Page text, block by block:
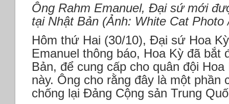
Ông Rahm Emanuel, Đại sứ mới
tại Nhật Bản (Ảnh: White Cat Photo
Hôm thứ Hai (30/10), Đại sứ Hoa
Emanuel thông báo, Hoa Kỳ đã bắt
Bản, để cung cấp cho quân đội
này. Ông cho rằng đây là một phần
chống lại Đảng Cộng sản Trung